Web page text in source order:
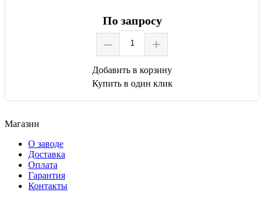
По запросу
– +
Добавить в корзину
Купить в один клик
Магазин
О заводе
Доставка
Оплата
Гарантия
Контакты